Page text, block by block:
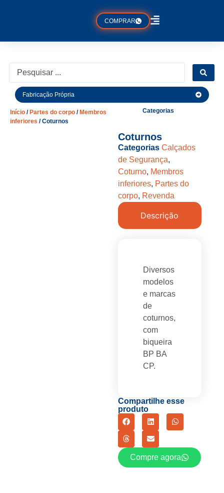
COMPRAR
Fabricação Própria
Início / Partes do corpo / Membros
inferiores / Coturnos
Categorias
Coturnos
Categorias Calçados
de Segurança,
Coturno, Membros
inferiores, Partes do
corpo, Revenda
Descrição
Diversos
modelos
e marcas
de
coturnos,
com
biqueira
BP BA
CP.
Compartilhe esse
produto
Compre agora